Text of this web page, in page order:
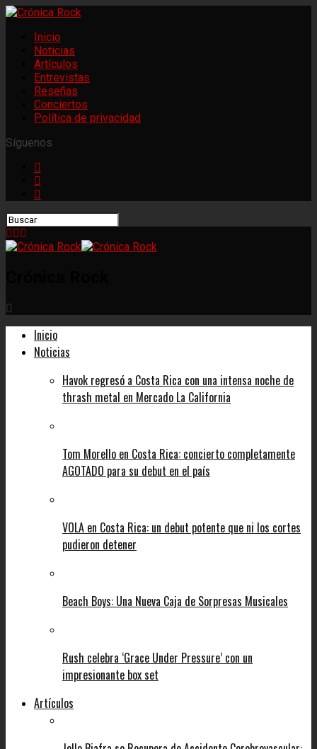
Inicio
Noticias
Artículos
Entrevistas
Reseñas
Conciertos
Política de privacidad
Síguenos
Inicio
Noticias
Havok regresó a Costa Rica con una intensa noche de
thrash metal en Mercado La California
Tom Morello en Costa Rica: concierto completamente
AGOTADO para su debut en el país
VOLA en Costa Rica: un debut potente que ni los cortes
pudieron detener
Beach Boys: Una Nueva Caja de Sorpresas Musicales
Rush celebra ‘Grace Under Pressure’ con un
impresionante box set
Artículos